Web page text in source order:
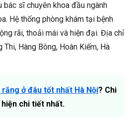
bác sĩ chuyên khoa đầu ngành
Hệ thống phòng khám tại bệnh
rãi, thoải mái và hiện đại. Địa chỉ
Thi, Hàng Bông, Hoàn Kiếm, Hà
răng ở đâu tốt nhất Hà Nội? Chi
chi tiết nhất.